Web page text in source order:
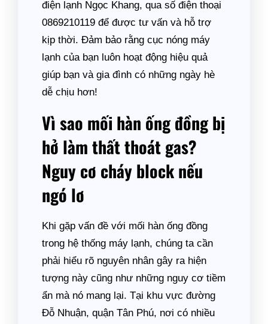
điện lạnh Ngọc Khang, qua số điện thoại
0869210119 để được tư vấn và hỗ trợ
kịp thời. Đảm bảo rằng cục nóng máy
lạnh của bạn luôn hoạt động hiệu quả
giúp bạn và gia đình có những ngày hè
dễ chịu hơn!
Vì sao mối hàn ống đồng bị
hở làm thất thoát gas?
Nguy cơ cháy block nếu
ngó lơ
Khi gặp vấn đề với mối hàn ống đồng
trong hệ thống máy lạnh, chúng ta cần
phải hiểu rõ nguyên nhân gây ra hiện
tượng này cũng như những nguy cơ tiềm
ẩn mà nó mang lại. Tại khu vực đường
Đỗ Nhuận, quận Tân Phú, nơi có nhiều